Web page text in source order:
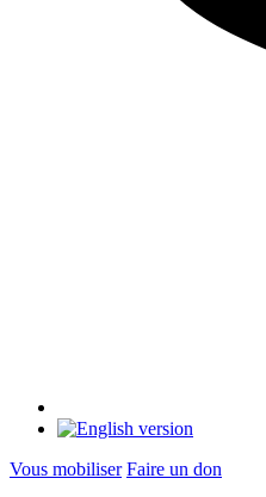
Vous mobiliser Faire un don